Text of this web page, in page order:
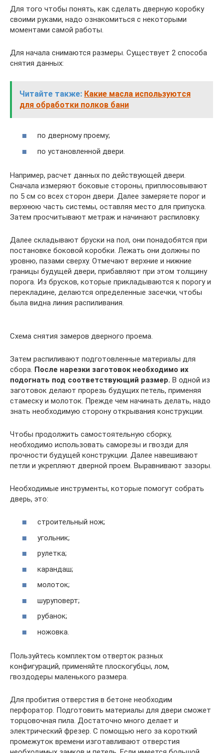
Для того чтобы понять, как сделать дверную коробку
своими руками, надо ознакомиться с некоторыми
моментами самой работы.
Для начала снимаются размеры. Существует 2 способа
снятия данных:
Читайте также: Какие масла используются
для обработки полков бани
по дверному проему;
по установленной двери.
Например, расчет данных по действующей двери.
Сначала измеряют боковые стороны, приплюсовывают
по 5 см со всех сторон двери. Далее замеряете порог и
верхнюю часть системы, оставляя место для припуска.
Затем просчитывают метраж и начинают распиловку.
Далее складывают бруски на пол, они понадобятся при
постановке боковой коробки. Лежать они должны по
уровню, пазами сверху. Отмечают верхние и нижние
границы будущей двери, прибавляют при этом толщину
порога. Из брусков, которые прикладываются к порогу и
перекладине, делаются определенные засечки, чтобы
была видна линия распиливания.
Схема снятия замеров дверного проема.
Затем распиливают подготовленные материалы для
сбора. После нарезки заготовок необходимо их
подогнать под соответствующий размер. В одной из
заготовок делают прорезь будущих петель, применяя
стамеску и молоток. Прежде чем начинать делать, надо
знать необходимую сторону открывания конструкции.
Чтобы продолжить самостоятельную сборку,
необходимо использовать саморезы и гвозди для
прочности будущей конструкции. Далее навешивают
петли и укрепляют дверной проем. Выравнивают зазоры.
Необходимые инструменты, которые помогут собрать
дверь, это:
строительный нож;
угольник;
рулетка;
карандаш;
молоток;
шуруповерт;
рубанок;
ножовка.
Пользуйтесь комплектом отверток разных
конфигураций, применяйте плоскогубцы, лом,
гвоздодеры маленького размера.
Для пробития отверстия в бетоне необходим
перфоратор. Подготовить материалы для двери сможет
торцовочная пила. Достаточно много делает и
электрический фрезер. С помощью него за короткий
промежуток времени изготавливают отверстия